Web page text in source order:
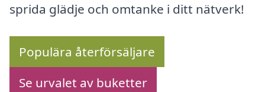
sprida glädje och omtanke i ditt nätverk!
Populära återförsäljare
Se urvalet av buketter